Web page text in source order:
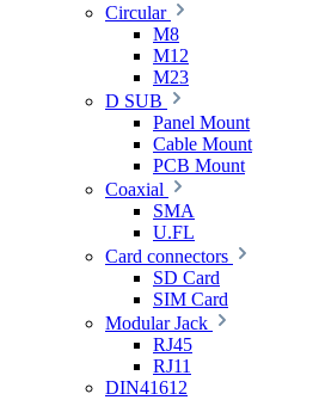
Circular
M8
M12
M23
D SUB
Panel Mount
Cable Mount
PCB Mount
Coaxial
SMA
U.FL
Card connectors
SD Card
SIM Card
Modular Jack
RJ45
RJ11
DIN41612